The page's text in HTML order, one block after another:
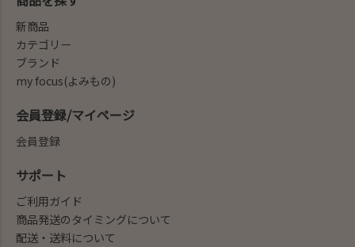
新商品
カテゴリー
ブランド
my focus(よみもの)
会員登録/マイページ
会員登録
サポート
ご利用ガイド
商品発送のタイミングについて
配送・送料について